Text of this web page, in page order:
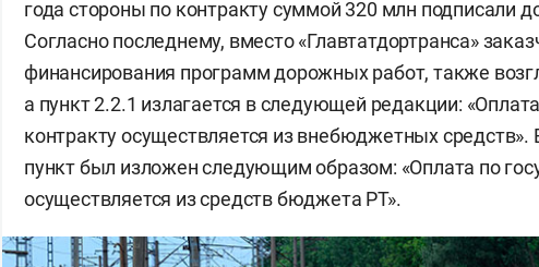
года стороны по контракту суммой 320 млн подписали
Согласно последнему, вместо «Главтатдортранса»
финансирования программ дорожных работ, также
а пункт 2.2.1 излагается в следующей редакции:
контракту осуществляется из внебюджетных
пункт был изложен следующим образом: «Оплата по
осуществляется из средств бюджета РТ».